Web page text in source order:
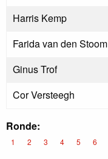
Harris Kemp
Farida van den Stoom
Ginus Trof
Cor Versteegh
Ronde:
1 2 3 4 5 6